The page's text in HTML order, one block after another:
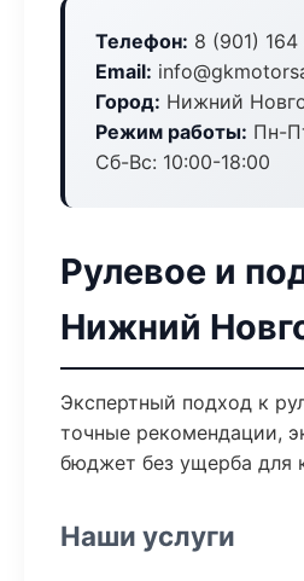
Телефон: 8 (901) 164
Email:
Город: Нижний
Режим работы: Пн-
Сб-Вс: 10:00-18:00
Рулевое и
Нижний
Экспертный подход к
точные рекомендации,
бюджет без ущерба для
Наши услуги